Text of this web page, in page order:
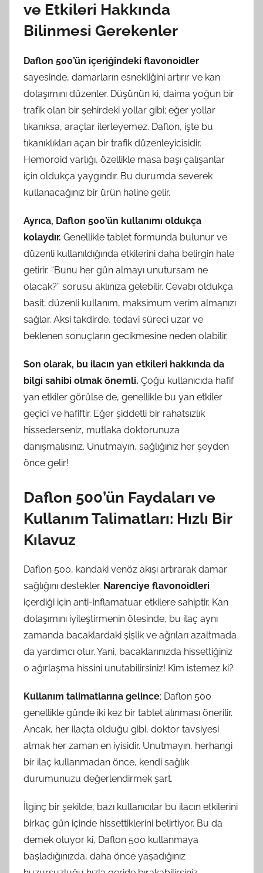
ve Etkileri Hakkında
Bilinmesi Gerekenler
Daflon 500’ün içeriğindeki flavonoidler
sayesinde, damarların esnekliğini artırır ve kan
dolaşımını düzenler. Düşünün ki, daima yoğun bir
trafik olan bir şehirdeki yollar gibi; eğer yollar
tıkanıksa, araçlar ilerleyemez. Daflon, işte bu
tıkanıklıkları açan bir trafik düzenleyicisidir.
Hemoroid varlığı, özellikle masa başı çalışanlar
için oldukça yaygındır. Bu durumda severek
kullanacağınız bir ürün haline gelir.
Ayrıca, Daflon 500’ün kullanımı oldukça
kolaydır. Genellikle tablet formunda bulunur ve
düzenli kullanıldığında etkilerini daha belirgin hale
getirir. “Bunu her gün almayı unutursam ne
olacak?” sorusu aklınıza gelebilir. Cevabı oldukça
basit; düzenli kullanım, maksimum verim almanızı
sağlar. Aksi takdirde, tedavi süreci uzar ve
beklenen sonuçların gecikmesine neden olabilir.
Son olarak, bu ilacın yan etkileri hakkında da
bilgi sahibi olmak önemli. Çoğu kullanıcıda hafif
yan etkiler görülse de, genellikle bu yan etkiler
geçici ve hafiftir. Eğer şiddetli bir rahatsızlık
hissederseniz, mutlaka doktorunuza
danışmalısınız. Unutmayın, sağlığınız her şeyden
önce gelir!
Daflon 500’ün Faydaları ve
Kullanım Talimatları: Hızlı Bir
Kılavuz
Daflon 500, kandaki venöz akışı artırarak damar
sağlığını destekler. Narenciye flavonoidleri
içerdiği için anti-inflamatuar etkilere sahiptir. Kan
dolaşımını iyileştirmenin ötesinde, bu ilaç aynı
zamanda bacaklardaki şişlik ve ağrıları azaltmada
da yardımcı olur. Yani, bacaklarınızda hissettiğiniz
o ağırlaşma hissini unutabilirsiniz! Kim istemez ki?
Kullanım talimatlarına gelince; Daflon 500
genellikle günde iki kez bir tablet alınması önerilir.
Ancak, her ilaçta olduğu gibi, doktor tavsiyesi
almak her zaman en iyisidir. Unutmayın, herhangi
bir ilaç kullanmadan önce, kendi sağlık
durumunuzu değerlendirmek şart.
İlginç bir şekilde, bazı kullanıcılar bu ilacın etkilerini
birkaç gün içinde hissettiklerini belirtiyor. Bu da
demek oluyor ki, Daflon 500 kullanmaya
başladığınızda, daha önce yaşadığınız